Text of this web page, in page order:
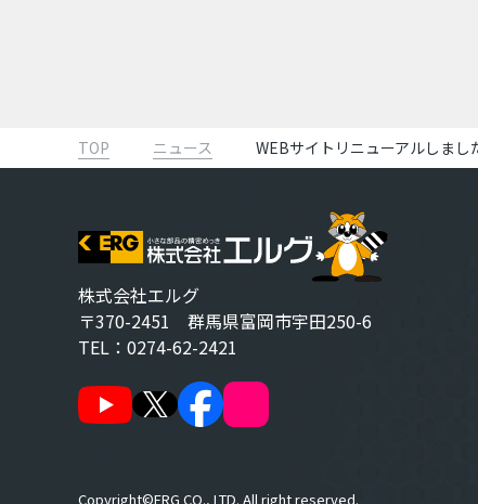
TOP ニュース WEBサイトリニューアルしまし
株式会社エルグ
〒370-2451 群馬県富岡市宇田250-6
TEL： 0274-62-2421
Copyright©ERG CO., LTD. All right reserved.